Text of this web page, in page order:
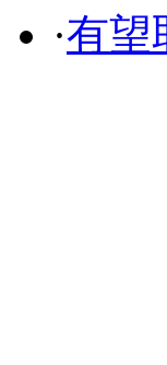
·有望